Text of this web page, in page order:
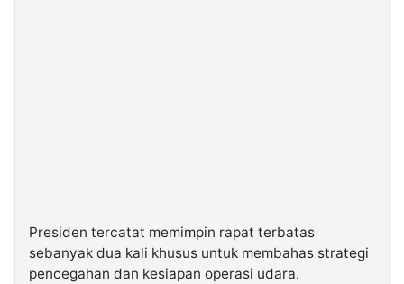
Presiden tercatat memimpin rapat terbatas
sebanyak dua kali khusus untuk membahas strategi
pencegahan dan kesiapan operasi udara.